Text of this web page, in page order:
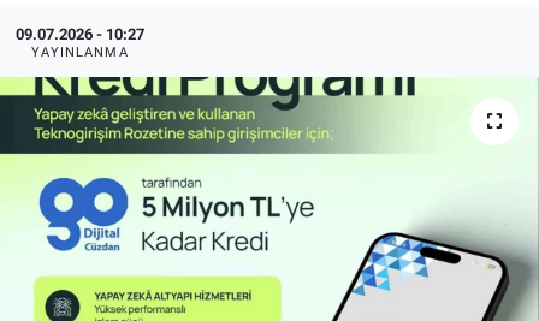
09.07.2026 - 10:27
YAYINLANMA